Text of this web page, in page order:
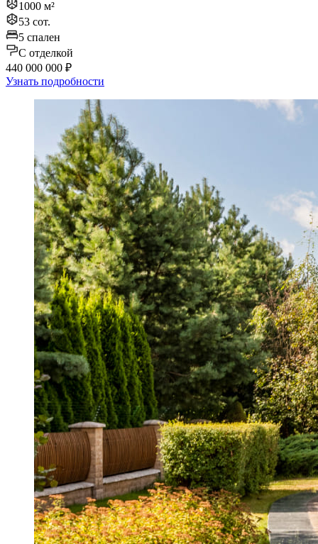
1000 м²
53 сот.
5 спален
C отделкой
440 000 000 ₽
Узнать подробности